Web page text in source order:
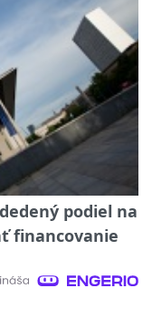
podiel na
financovanie